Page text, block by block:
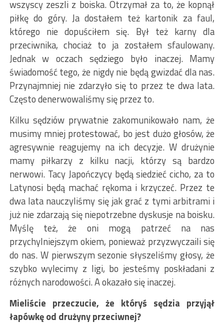
wszyscy zeszli z boiska. Otrzymał za to, że kopnął
piłkę do góry. Ja dostałem też kartonik za faul,
którego nie dopuściłem się. Był też karny dla
przeciwnika, chociaż to ja zostałem sfaulowany.
Jednak w oczach sędziego było inaczej. Mamy
świadomość tego, że nigdy nie będą gwizdać dla nas.
Przynajmniej nie zdarzyło się to przez te dwa lata.
Często denerwowaliśmy się przez to.
Kilku sędziów prywatnie zakomunikowało nam, że
musimy mniej protestować, bo jest dużo głosów, że
agresywnie reagujemy na ich decyzje. W drużynie
mamy piłkarzy z kilku nacji, którzy są bardzo
nerwowi. Tacy Japończycy będą siedzieć cicho, za to
Latynosi będą machać rękoma i krzyczeć. Przez te
dwa lata nauczyliśmy się jak grać z tymi arbitrami i
już nie zdarzają się niepotrzebne dyskusje na boisku.
Myślę też, że oni mogą patrzeć na nas
przychylniejszym okiem, ponieważ przyzwyczaili się
do nas. W pierwszym sezonie słyszeliśmy głosy, że
szybko wylecimy z ligi, bo jesteśmy poskładani z
różnych narodowości. A okazało się inaczej.
Mieliście przeczucie, że któryś sędzia przyjął
łapówkę od drużyny przeciwnej?